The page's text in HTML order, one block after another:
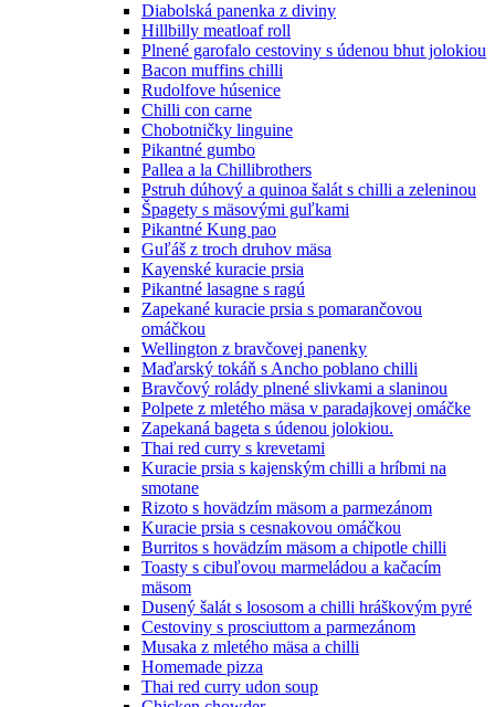
Diabolská panenka z diviny
Hillbilly meatloaf roll
Plnené garofalo cestoviny s údenou bhut jolokiou
Bacon muffins chilli
Rudolfove húsenice
Chilli con carne
Chobotničky linguine
Pikantné gumbo
Pallea a la Chillibrothers
Pstruh dúhový a quinoa šalát s chilli a zeleninou
Špagety s mäsovými guľkami
Pikantné Kung pao
Guľáš z troch druhov mäsa
Kayenské kuracie prsia
Pikantné lasagne s ragú
Zapekané kuracie prsia s pomarančovou
omáčkou
Wellington z bravčovej panenky
Maďarský tokáň s Ancho poblano chilli
Bravčový rolády plnené slivkami a slaninou
Polpete z mletého mäsa v paradajkovej omáčke
Zapekaná bageta s údenou jolokiou.
Thai red curry s krevetami
Kuracie prsia s kajenským chilli a hríbmi na
smotane
Rizoto s hovädzím mäsom a parmezánom
Kuracie prsia s cesnakovou omáčkou
Burritos s hovädzím mäsom a chipotle chilli
Toasty s cibuľovou marmeládou a kačacím
mäsom
Dusený šalát s lososom a chilli hráškovým pyré
Cestoviny s prosciuttom a parmezánom
Musaka z mletého mäsa a chilli
Homemade pizza
Thai red curry udon soup